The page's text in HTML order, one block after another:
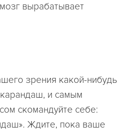
вырабатывает
зрения какой-нибудь
и самым
скомандуйте себе:
Ждите, пока ваше